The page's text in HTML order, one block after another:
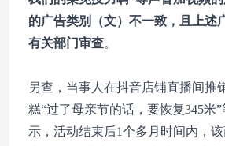
的广告类别（文）不一致，且上述
有关部门审查。
另查，当事人在抖音店铺直播间推
糕“过了母亲节的话，要恢复345米
示，活动结束后1个多月时间内，